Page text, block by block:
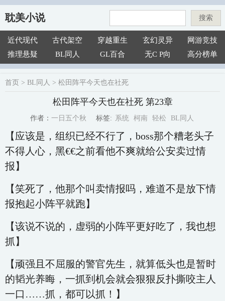
耽美小说 搜索
近代现代 古代架空 穿越重生 玄幻灵异
网游竞技
推理悬疑
BL同人 GL百合 无C P向 高分榜单
首页 > BL同人 > 松田阵平今天也在社死
松田阵平今天也在社死 第23章
作者： 一日五个秋 标签: 系统 柯南 轻松 BL同人
【应该是，组织已经不行了，boss那个糟老头子
不得人心，黑€€之前看他不爽就给公安卖过情
报】
【笑死了，他那个叫卖情报吗，难道不是放下情
报抱起小阵平就跑】
【该说不说的，虚弱的小阵平更好吃了，我也想
抓】
【顽强且不屈服的警官先生，就算低头也是暂时
的韬光养晦，一抓到机会就会狠狠反扑撕咬主人
一口……抓，都可以抓！】